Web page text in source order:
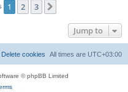
1 2 3
Jump to
All times are UTC+03:00
Delete cookies
© phpBB Limited